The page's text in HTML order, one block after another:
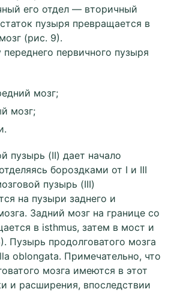
его отдел — вторичный
пузыря превращается в
(рис. 9).
первичного пузыря
мозг;
мозг;
пузырь (II) дает начало
бороздками от I и III
пузырь (III)
на пузыри заднего и
Задний мозг на границе со
в isthmus, затем в мост и
Пузырь продолговатого мозга
oblongata. Примечательно, что
мозга имеются в этот
и расширения, впоследствии